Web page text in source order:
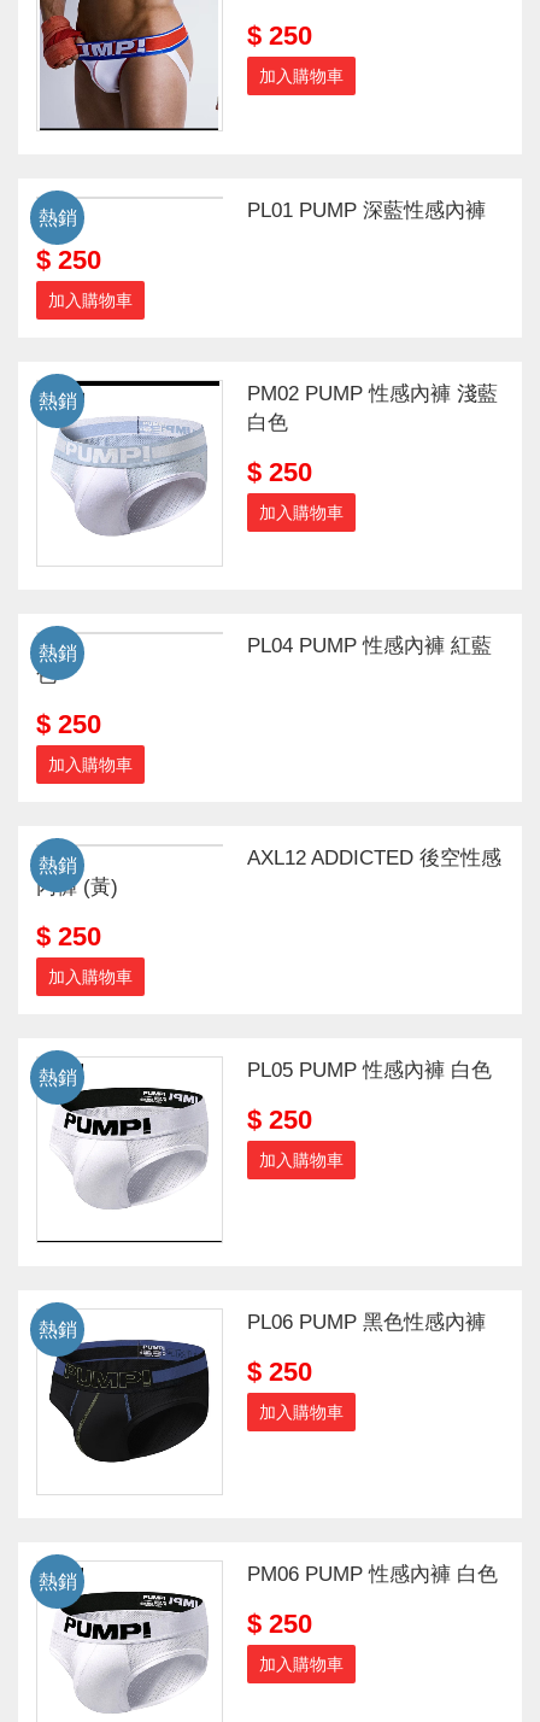
$ 250
加入購物車
PL01 PUMP 深藍性感內褲
$ 250
加入購物車
熱銷
PM02 PUMP 性感內褲 淺藍
白色
$ 250
加入購物車
熱銷
PL04 PUMP 性感內褲 紅藍
色
$ 250
加入購物車
熱銷
AXL12 ADDICTED 後空性感
內褲 (黃)
$ 250
加入購物車
熱銷
PL05 PUMP 性感內褲 白色
$ 250
加入購物車
熱銷
PL06 PUMP 黑色性感內褲
$ 250
加入購物車
熱銷
PM06 PUMP 性感內褲 白色
$ 250
加入購物車
熱銷